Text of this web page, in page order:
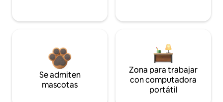
Se admiten
mascotas
Zona para trabajar
con computadora
portátil